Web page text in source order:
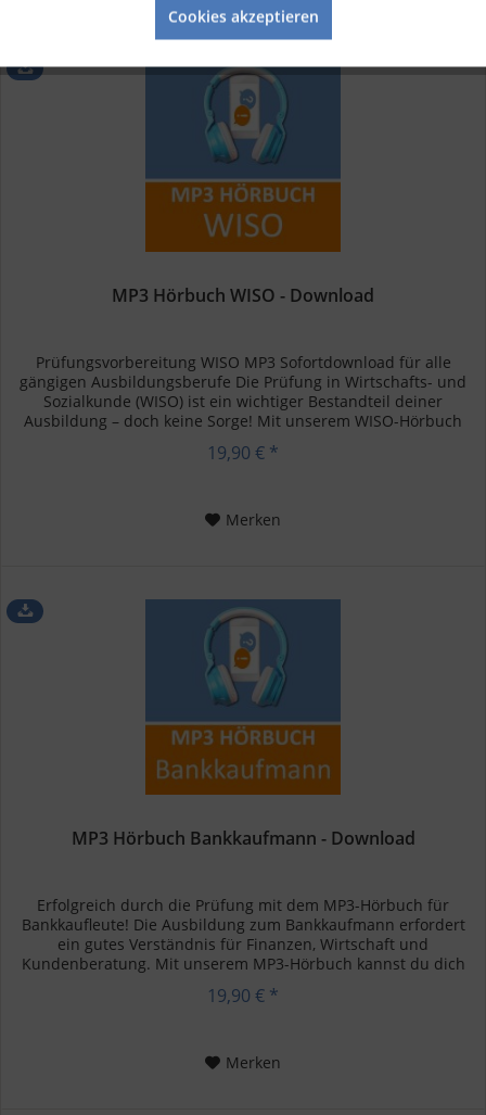
MP3 Hörbuch WISO - Download
Prüfungsvorbereitung WISO MP3 Sofortdownload für alle
gängigen Ausbildungsberufe Die Prüfung in Wirtschafts- und
Sozialkunde (WISO) ist ein wichtiger Bestandteil deiner
Ausbildung – doch keine Sorge! Mit unserem WISO-Hörbuch
19,90 € *
Merken
MP3 Hörbuch Bankkaufmann - Download
Erfolgreich durch die Prüfung mit dem MP3-Hörbuch für
Bankkaufleute! Die Ausbildung zum Bankkaufmann erfordert
ein gutes Verständnis für Finanzen, Wirtschaft und
Kundenberatung. Mit unserem MP3-Hörbuch kannst du dich
flexibel und...
19,90 € *
Merken
Cookies akzeptieren